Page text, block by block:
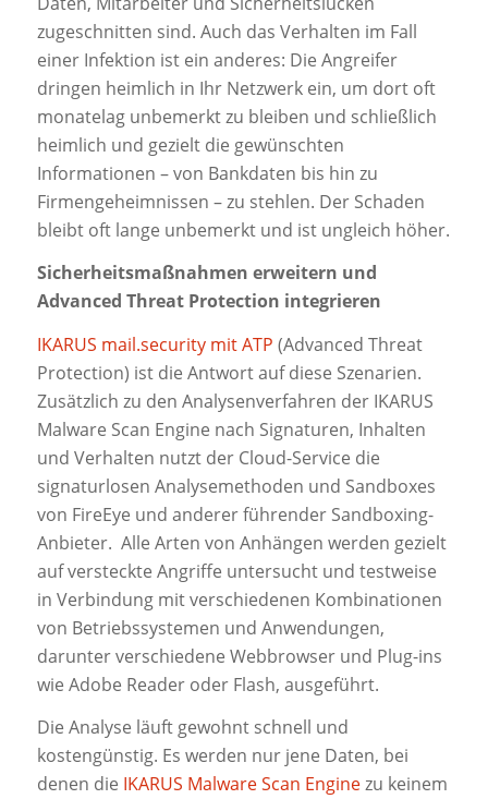
zugeschnitten sind. Auch das Verhalten im Fall
einer Infektion ist ein anderes: Die Angreifer
dringen heimlich in Ihr Netzwerk ein, um dort oft
monatelag unbemerkt zu bleiben und schließlich
heimlich und gezielt die gewünschten
Informationen – von Bankdaten bis hin zu
Firmengeheimnissen – zu stehlen. Der Schaden
bleibt oft lange unbemerkt und ist ungleich höher.
Sicherheitsmaßnahmen erweitern und
Advanced Threat Protection integrieren
IKARUS mail.security mit ATP (Advanced Threat
Protection) ist die Antwort auf diese Szenarien.
Zusätzlich zu den Analysenverfahren der IKARUS
Malware Scan Engine nach Signaturen, Inhalten
und Verhalten nutzt der Cloud-Service die
signaturlosen Analysemethoden und Sandboxes
von FireEye und anderer führender Sandboxing-
Anbieter. Alle Arten von Anhängen werden gezielt
auf versteckte Angriffe untersucht und testweise
in Verbindung mit verschiedenen Kombinationen
von Betriebssystemen und Anwendungen,
darunter verschiedene Webbrowser und Plug-ins
wie Adobe Reader oder Flash, ausgeführt.
Die Analyse läuft gewohnt schnell und
kostengünstig. Es werden nur jene Daten, bei
denen die IKARUS Malware Scan Enginezu keinem